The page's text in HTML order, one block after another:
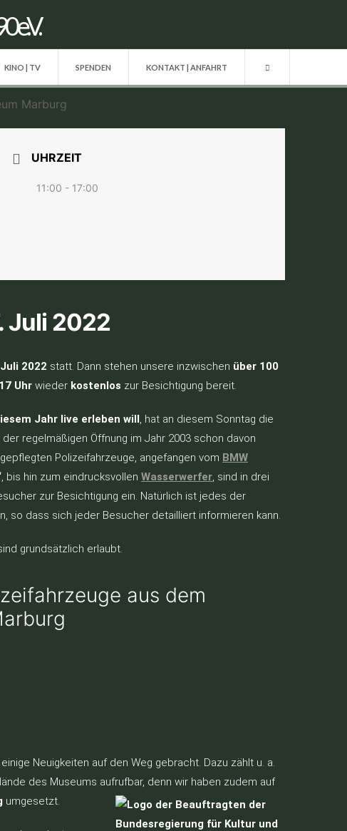
KINO | TV SPENDEN KONTAKT | ANFAHRT
UHRZEIT
11:00 - 17:00
Juli 2022
2022 statt. Dann stehen unsere inzwischen über 100
Uhr wieder kostenlos zur Besichtigung bereit.
Jahr live erleben will , hat an diesem Sonntag die
regelmäßigen Öffnung im Jahr 2003 schon davon
Polizeifahrzeuge, angefangen vom BMW
, bis hin zum eindrucksvollen Wasserwerfer, sind in drei
zur Besichtigung ein. Natürlich ist jedes der
so dass sich jeder Besucher detailliert informieren kann.
grundsätzlich erlaubt.
Neuigkeiten auf den Weg gebracht. Dazu zählt u. a.
des Museums aufrufbar, denn wir haben zudem auf
umgesetzt.